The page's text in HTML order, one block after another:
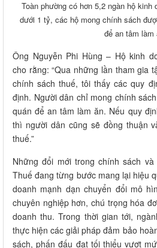
Toàn phường có hơn 5,2 ngàn hộ kinh
dưới 1 tỷ, các hộ mong chính sách
để an tâm làm
Ông Nguyễn Phi Hùng – Hộ kinh
cho rằng: “Qua những lần tham gia
chính sách thuế, tôi thấy các quy
định. Người dân chỉ mong chính
quán để an tâm làm ăn. Nếu quy
thì người dân cũng sẽ đồng thuận
thuế.”
Những đổi mới trong chính sách
Thuế đang từng bước mang lại hiệu
doanh mạnh dạn chuyển đổi mô
chuyên nghiệp hơn, chú trọng hóa
doanh thu. Trong thời gian tới,
thực hiện các giải pháp đảm bảo
sách, phấn đấu đạt tối thiểu vượt